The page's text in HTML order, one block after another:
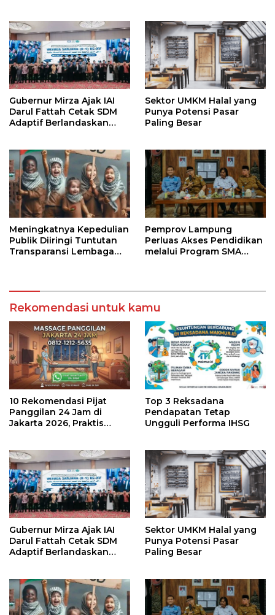
Gubernur Mirza Ajak IAI
Darul Fattah Cetak SDM
Adaptif Berlandaskan
Sektor UMKM Halal yang
Punya Potensi Pasar
Paling Besar
Meningkatnya Kepedulian
Publik Diiringi Tuntutan
Transparansi Lembaga
Pemprov Lampung
Perluas Akses Pendidikan
melalui Program SMA
Rekomendasi untuk kamu
10 Rekomendasi Pijat
Panggilan 24 Jam di
Jakarta 2026, Praktis
Top 3 Reksadana
Pendapatan Tetap
Ungguli Performa IHSG
Gubernur Mirza Ajak IAI
Darul Fattah Cetak SDM
Adaptif Berlandaskan
Sektor UMKM Halal yang
Punya Potensi Pasar
Paling Besar